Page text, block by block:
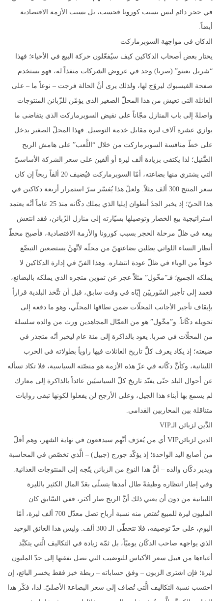
في حجر دائم ليس بسبب كورونا فحسب، بل بسبب الأزمة الاقتصادية
أيضاً.
الدكان في مواجهة السوبرماركت
يحتار بعض أصحاب الدكاكين كيف سيُفعّلون حركة البيع في الأحياء؛ فهذا
“شربل بعينو” (صربا) وجد في عروض الشركات منفذاً له، فهو يستخدم
صفحة الفيسبوك ليروّج لها، ولذلك يرى أنَّ الحالة فرجت – نوعاً ما – على
العائلة التي تعيش من هذا المحلّ الصغير الذي يؤمّن للزّبائن المنتوجات
واصلةً إلى باب المنازل مجّاناً على نقيض السوبرماركت الذي يتقاضى ما
يوازي عشرة آلاف ليرة مقابل خدمة التوصيل. فهذا المحلّ الصغير يدخل
على خطّ منافسة السوبرماركت من خلال “اللَّعب” على هامش الربح
الضَّئيل؛ لذا يكتفي بزيادة ألف ليرة أو ألفين على سعر الشركة الأساسيّ
التي يشتري منها بضاعته، أمّا السوبرماركت فيُضيف 20 ألفاً ربحاً إن كان
سعر المنتج 300 ألف مثلاً. ولعلّ هذا يُفسّر سرّ استمرار أربعة دكاكين في
هذا الحيّ؛ إذ يخبر الجدّ أنطوان إيليا الذي يملك دكّانه منذ 25 عاماً أنَّه يعتمد
استراتيجية بيع الخضار وتوصيلها بسيّارته إلى منازل الزّبائن، فقد انتعش
بيعه في ظلّ مرحلة الحجر بسبب كورونا والأزمة الاقتصادية، فأصبح محطّ
أنظار النساء اللواتي يطلبن بضاعتهنّ من محلّه لأنَّهنَّ يستصعبن التبضّع
خوفاً من الوباء في ظلّ عودة انتشاره. وهذا الفنّ في إدارة الدكاكين لا
يملكه الجميع؛ فـ”مخّول” مثلاًً عجز عن تموين متجره الذي يملكه بالبضائع،
فعمد إلى تأجير السّورييّن إيّاه في وقت سابق، قبل أن تتَّخذ البلدية قراراً
بإيقاف تأجير الأجانب المحلّات ضمن نطاقها المحلّي، وهو ما دفعه إلى
تحويله دكّاناً. و”مخّول” هو من العمّال المجاهدين ورث من والده سلسلة
من المحلّات في صربا. يعود بالذاكرة إلى مئة عام ليخبر أنّه متجذر في
ضيعته؛ إذ يكاد يعرف كلَّ تاريخ العائلات فيها راوياً بطولاته في الحرب
اللبنانية، وكأنَّ دكّانه في عزّ هذه الأزمة هو منصّته السياسية، فلا تكاد تسأله
عن أحوال البلد حتّى يفنّد تاريخ كلّ السياسيّين عائداً بالذاكرة إلى معارك
لم يسمع بها أبناء هذا الجيل، وعلى الأرجح لن يفعلوا لكونها تبقى روايات
متناقلة بين المحاربين القدامى.
الدَّين لزبائن الـVIP
الدين لزبائنVIP أي من يُعرَف أنَّهم سيدفعون في نهاية الشهر، وهم أقلّ
من أصابع اليد الواحدة؛ إذ يؤكّد جورج (جبيل) – الَّذي تخصّص في المحاسبة
ويدير دكّان والده – أنَّ هذا النوع من الزبائن يتّجه إلى المنتوجات الغذائية.
وفي إطار انتظاره وظيفةً طال أمدها يتسلّى بعَدّ المال الكثير بالليرة
اللبنانية من دون أن يعني ذلك أنَّ الربح صار أكثر، ففي السّابق كان
المليون ليرة للمبيع تُقتص منه نسبة أرباح تصل معدّل 700 ألف ليرة، أمّا
اليوم، على حدّ توصيفه، فلا تتخطّى الـ 300 ألف. وليس هذا العائق الوحيد
الذي يواجهه صاحب الدكّان يوميًاً، بل ثمّة زيادة في التكاليف الَّتي يتكبَّد
أعباءها من قبيل سعر الأكياس للتوضيب التي تصل نفقتها إلى حدّ المليون
ليرة؛ فإن اشترى الزبون – وفق حساباته – ربطة خبز فقط يخسر البائع، إن
احتسب نسبة التكاليف الَّتي تُضاف إلى سعر البضاعة الأصليّ. لذا، فكّر هذا